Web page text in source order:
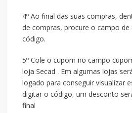
4º Ao final das suas compras,
de compras, procure o campo
código.
5º Cole o cupom no campo
loja Secad . Em algumas lojas
logado para conseguir visualizar
digitar o código, um desconto
final